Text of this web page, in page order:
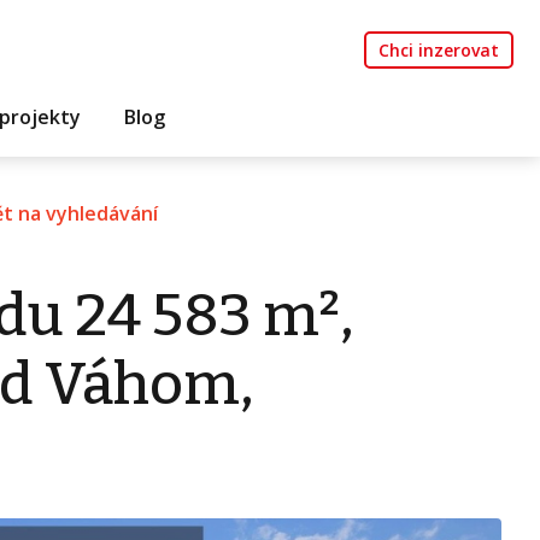
Chci inzerovat
Blog
na vyhledávání
24 583 m²,
Váhom,